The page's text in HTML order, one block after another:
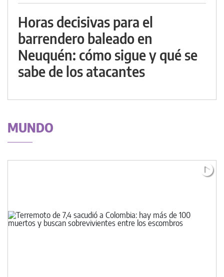
Horas decisivas para el
barrendero baleado en
Neuquén: cómo sigue y qué se
sabe de los atacantes
MUNDO